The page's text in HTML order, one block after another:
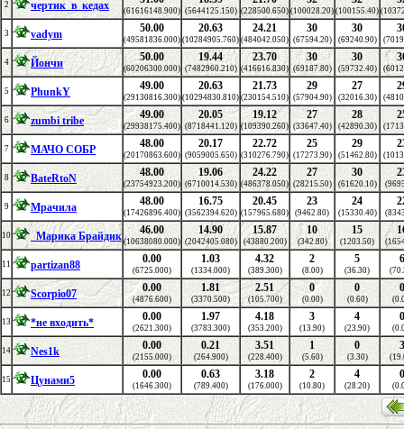
2 чертик_в_кедах (61616148.900) (5644125.150) (228500.650) (100028.20) (100155.40)
3 vadym 50.00
(49581836.000)
20.63
(10284905.760)
24.21
(484042.050)
30
(67594.20)
30
(69240.90)
4 Йончи 50.00
(60206300.000)
19.44
(7482960.210)
23.70
(416616.830)
30
(69187.80)
30
(59732.40)
5 PhunkY 49.00
(29130816.300)
20.63
(10294830.810)
21.73
(230154.510)
29
(57904.90)
27
(32016.30)
6 zumbi tribe 49.00
(29938175.400)
20.05
(8718441.120)
19.12
(109390.260)
27
(33647.40)
28
(42890.30)
7 МАЧО СОБР 48.00
(20170863.600)
20.17
(9059005.650)
22.72
(310276.790)
25
(17273.90)
29
(51462.80)
8 BateRtoN 48.00
(23754923.200)
19.06
(6710014.530)
24.22
(486378.050)
27
(28215.50)
30
(61620.10)
9 Мрачила 48.00
(17426896.400)
16.75
(3562394.620)
20.45
(157965.680)
23
(9462.80)
24
(15330.40)
10 _Марика Брайдик 46.00
(10638080.000)
14.90
(2042405.080)
15.87
(43880.200)
10
(342.80)
15
(1203.50)
11 partizan88 0.00
(6725.000)
1.03
(1334.000)
4.32
(389.300)
2
(8.00)
5
(36.30)
6
12 Scorpio07 0.00
(4876.600)
1.81
(3370.500)
2.51
(105.700)
0
(0.00)
0
(0.60)
0
13 *не входить* 0.00
(2621.300)
1.97
(3783.300)
4.18
(353.200)
3
(13.90)
4
(23.90)
0
14 Nes1k 0.00
(2155.000)
0.21
(264.900)
3.51
(228.400)
1
(5.60)
0
(3.30)
3
15 Цунами5 0.00
(1646.300)
0.63
(789.400)
3.18
(176.000)
2
(10.80)
4
(28.20)
0